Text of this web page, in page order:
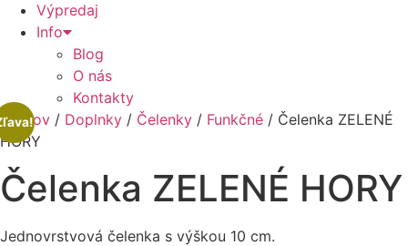
Výpredaj
Info
Blog
O nás
Kontakty
Domov / Doplnky / Čelenky / Funkčné / Čelenka ZELENÉ
HORY
Čelenka ZELENÉ HORY
Jednovrstvová čelenka s výškou 10 cm.